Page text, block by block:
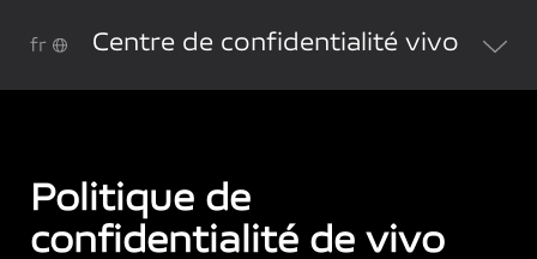
fr Centre de confidentialité vivo
Politique de
confidentialité de vivo